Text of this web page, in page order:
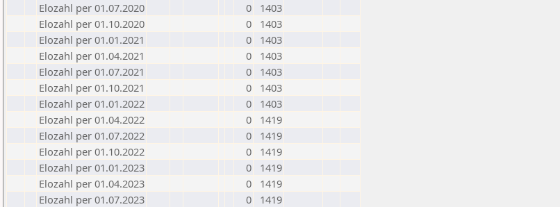
Elozahl per 01.07.2020
0
1403
Elozahl per 01.10.2020
0
1403
Elozahl per 01.01.2021
0
1403
Elozahl per 01.04.2021
0
1403
Elozahl per 01.07.2021
0
1403
Elozahl per 01.10.2021
0
1403
Elozahl per 01.01.2022
0
1403
Elozahl per 01.04.2022
0
1419
Elozahl per 01.07.2022
0
1419
Elozahl per 01.10.2022
0
1419
Elozahl per 01.01.2023
0
1419
Elozahl per 01.04.2023
0
1419
Elozahl per 01.07.2023
0
1419